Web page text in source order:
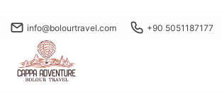
info@bolourtravel.com +90 5051187177